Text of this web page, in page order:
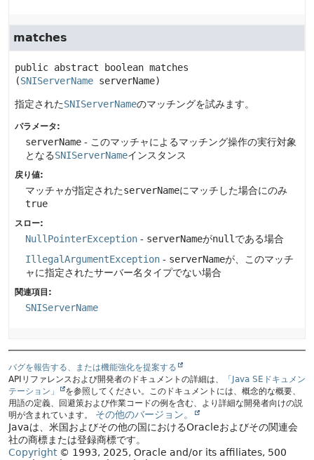
matches
public abstract boolean matches
(SNIServerName serverName)
指定されたSNIServerNameのマッチングを試みます。
パラメータ:
serverName - このマッチャによるマッチング操作の実行対象
となるSNIServerNameインスタンス
戻り値:
マッチャが指定されたserverNameにマッチした場合にのみ
true
スロー:
NullPointerException - serverNameがnull である場合
IllegalArgumentException - serverNameが、このマッチ
ャに指定されたサーバー名タイプでない場合
関連項目:
SNIServerName
バグを報告する、または機能強化を提案する
APIリファレンスおよび開発者のドキュメントの詳細は、
「Java SEドキュメン
テーション」
を参照してください。このドキュメントには、概念的な概要、
用語の定義、回避策および作業コードの例を含む、より詳細な開発者向けの説
明が含まれています。
その他のバージョン。
Javaは、米国およびその他の国におけるOracleおよびその関連会
社の商標または登録商標です。
Copyright© 1993, 2025, Oracle and/or its affiliates, 500